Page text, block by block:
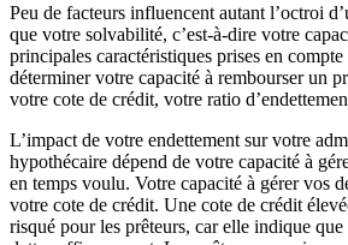
Peu de facteurs influencent autant l’octroi
que votre solvabilité, c’est-à-dire votre
principales caractéristiques prises en
déterminer votre capacité à rembourser un
votre cote de crédit, votre ratio
L’impact de votre endettement sur votre
hypothécaire dépend de votre capacité à
en temps voulu. Votre capacité à gérer vos
votre cote de crédit. Une cote de crédit
risqué pour les prêteurs, car elle indique